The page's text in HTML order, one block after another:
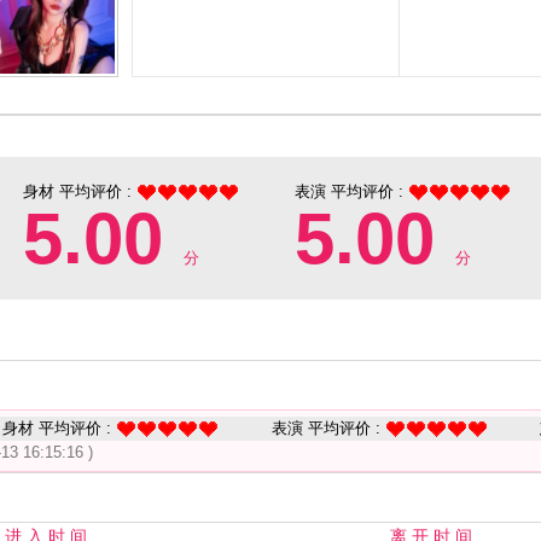
身材 平均评价 :
5.00 分
表演 平均评价 :
5.00 分
身材 平均评价 : 表演 平均评价 :
16:15:16 )
进 入 时 间 离 开 时 间